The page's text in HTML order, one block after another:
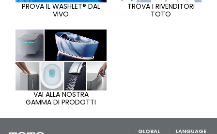
PROVA IL WASHLET® DAL
VIVO
TROVA I RIVENDITORI
TOTO
VAI ALLA NOSTRA
GAMMA DI PRODOTTI
GLOBAL LANGUAGE